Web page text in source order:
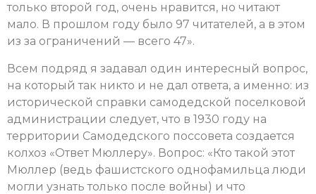
только второй год, очень нравится, но читают
мало. В прошлом году было 97 читателей, а в этом
из за ограничений — всего 47».
Всем подряд я задавал один интересный вопрос,
на который так никто и не дал ответа, а именно: из
исторической справки самодедской поселковой
администрации следует, что в 1930 году на
территории Самодедского поссовета создается
колхоз «Ответ Мюллеру». Вопрос: «Кто такой этот
Мюллер (ведь фашистского однофамильца люди
могли узнать только после войны) и что